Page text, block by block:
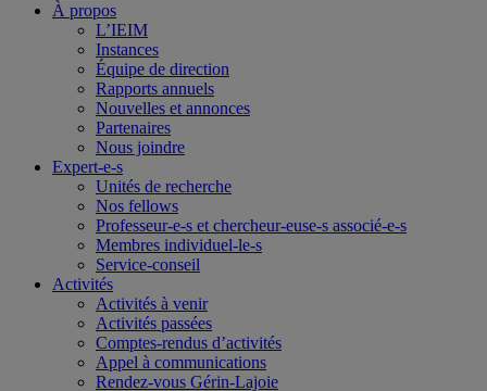
À propos
L’IEIM
Instances
Équipe de direction
Rapports annuels
Nouvelles et annonces
Partenaires
Nous joindre
Expert-e-s
Unités de recherche
Nos fellows
Professeur-e-s et chercheur-euse-s associé-e-s
Membres individuel-le-s
Service-conseil
Activités
Activités à venir
Activités passées
Comptes-rendus d’activités
Appel à communications
Rendez-vous Gérin-Lajoie